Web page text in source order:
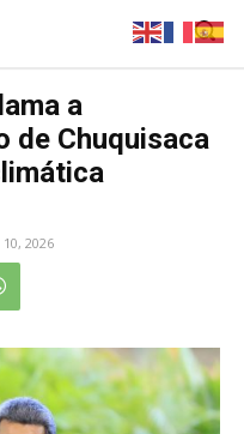
a
de Chuquisaca
2026